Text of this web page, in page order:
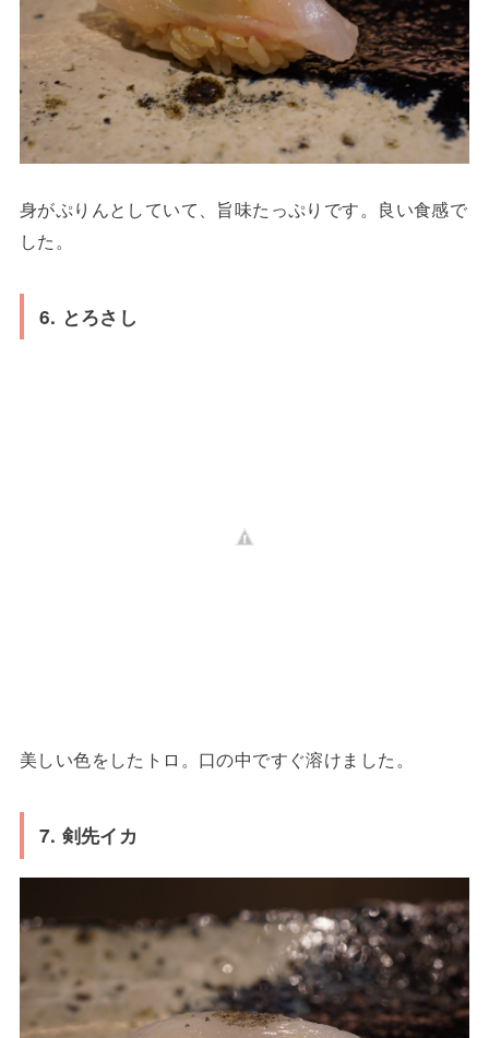
身がぷりんとしていて、旨味たっぷりです。良い食感で
した。
6. とろさし
美しい色をしたトロ。口の中ですぐ溶けました。
7. 剣先イカ